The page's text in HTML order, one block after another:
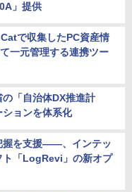
」提供
で収集したPC資産情
一元管理する連携ツー
「自治体DX推進計
ョンを体系化
握を支援――、インテッ
ト「LogRevi」の新オプ